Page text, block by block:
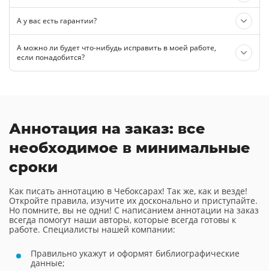
А у вас есть гарантии?
А можно ли будет что-нибудь исправить в моей работе,
если понадобится?
Аннотация на заказ: все
необходимое в минимальные
сроки
Как писать аннотацию в Чебоксарах! Так же, как и везде!
Откройте правила, изучите их досконально и приступайте.
Но помните, вы не одни! С написанием аннотации на заказ
всегда помогут наши авторы, которые всегда готовы к
работе. Специалисты нашей компании:
Правильно укажут и оформят библиографические
данные;